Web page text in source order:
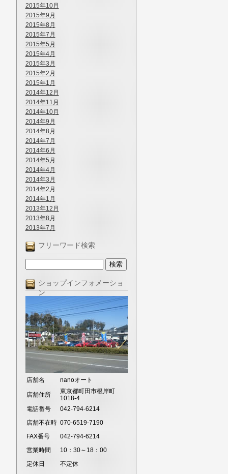
2015年10月
2015年9月
2015年8月
2015年7月
2015年5月
2015年4月
2015年3月
2015年2月
2015年1月
2014年12月
2014年11月
2014年10月
2014年9月
2014年8月
2014年7月
2014年6月
2014年5月
2014年4月
2014年3月
2014年2月
2014年1月
2013年12月
2013年8月
2013年7月
フリーワード検索
ショップインフォメーショ
ン
店舗名 nanoオート
店舗住所
東京都町田市根岸町
1018-4
電話番号
042-794-6214
店舗不在時 070-6519-7190
FAX番号
042-794-6214
営業時間
10：30～18：00
定休日
不定休